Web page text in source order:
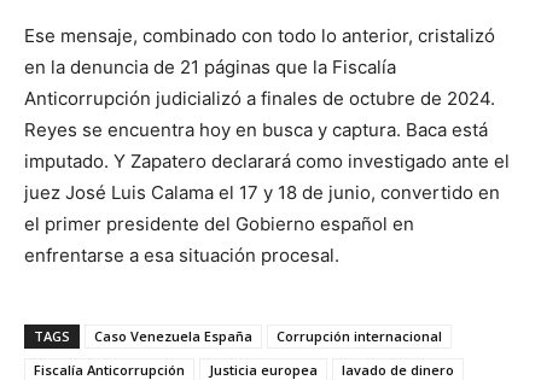
Ese mensaje, combinado con todo lo anterior, cristalizó
en la denuncia de 21 páginas que la Fiscalía
Anticorrupción judicializó a finales de octubre de 2024.
Reyes se encuentra hoy en busca y captura. Baca está
imputado. Y Zapatero declarará como investigado ante el
juez José Luis Calama el 17 y 18 de junio, convertido en
el primer presidente del Gobierno español en
enfrentarse a esa situación procesal.
TAGS Caso Venezuela España
Corrupción internacional
Fiscalía Anticorrupción
Justicia europea
lavado de dinero